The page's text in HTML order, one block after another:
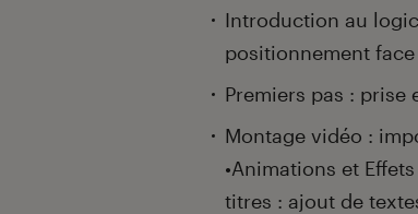
Introduction au
positionnement
Premiers pas : prise
Montage vidéo :
•Animations et
titres : ajout de